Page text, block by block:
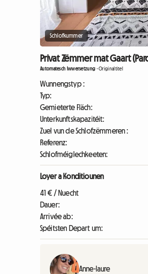
Schlofkummer
Privat Zëmmer mat Gaart
Automatesch Iwwersetzung -Originaltitel
Wunnengstyp :
Typ:
Gemieterte Fläch:
Unterkunftskapazitéit:
Zuel vun de Schlofzëmmeren :
Referenz:
Schlofméiglechkeeten:
Loyer a Konditiounen
41 € / Nuecht
Dauer:
Arrivée ab:
Spéitsten Depart um:
Anne-laure